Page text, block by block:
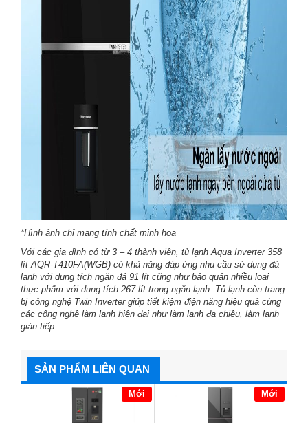
*Hình ảnh chỉ mang tính chất minh họa
Với các gia đình có từ 3 – 4 thành viên, tủ lạnh Aqua Inverter 358
lít AQR-T410FA(WGB) có khả năng đáp ứng nhu cầu sử dụng đá
lạnh với dung tích ngăn đá 91 lít cũng như bảo quản nhiều loại
thực phẩm với dung tích 267 lít trong ngăn lạnh. Tủ lạnh còn trang
bị công nghệ Twin Inverter giúp tiết kiệm điện năng hiệu quả cùng
các công nghệ làm lạnh hiện đại như làm lạnh đa chiều, làm lạnh
gián tiếp.
SẢN PHẨM LIÊN QUAN
Mới Mới